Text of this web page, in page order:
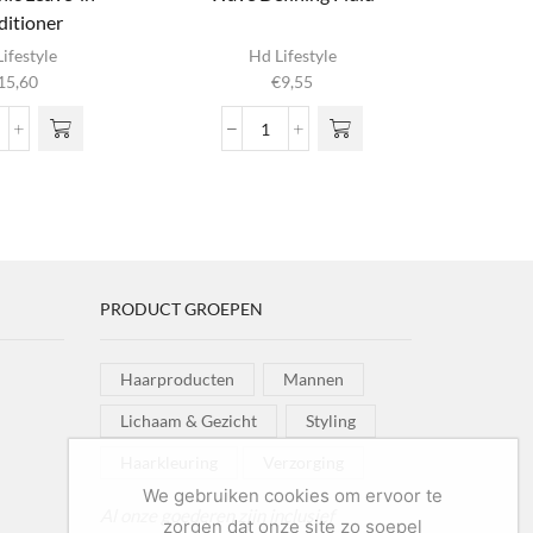
Hd Lifestyle
€9,55
Wave
PRODUCT GROEPEN
Haarproducten Mannen
Lichaam & Gezicht Styling
Al onze goederen zijn inclusief
We gebruiken cookies om ervoor te
zorgen dat onze site zo soepel